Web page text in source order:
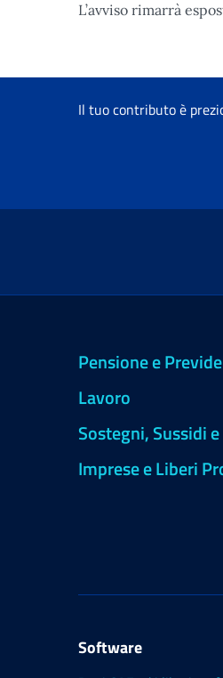
L’avviso rimarrà
Il tuo contributo è
Pensione e
Lavoro
Sostegni, Sussidi
Imprese e Liberi
Software